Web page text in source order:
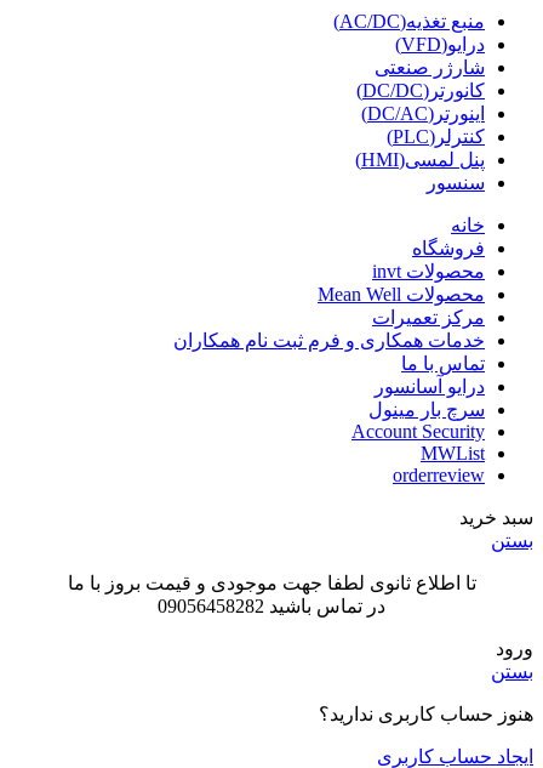
منبع تغذیه(AC/DC)
درایو(VFD)
شارژر صنعتی
کانورتر(DC/DC)
اینورتر(DC/AC)
کنترلر(PLC)
پنل لمسی(HMI)
سنسور
خانه
فروشگاه
محصولات invt
محصولات Mean Well
مرکز تعمیرات
خدمات همکاری و فرم ثبت نام همکاران
تماس با ما
درایو آسانسور
سرچ بار مینول
Account Security
MWList
orderreview
سبد خرید
بستن
تا اطلاع ثانوی لطفا جهت موجودی و قیمت بروز با ما
در تماس باشید 09056458282
ورود
بستن
هنوز حساب کاربری ندارید؟
ایجاد حساب کاربری